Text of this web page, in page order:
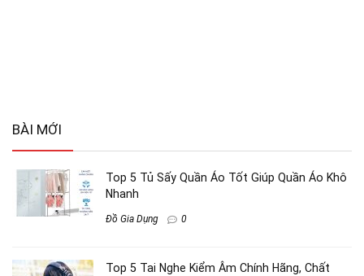
BÀI MỚI
Top 5 Tủ Sấy Quần Áo Tốt Giúp Quần Áo Khô
Nhanh
Đồ Gia Dụng 0
Top 5 Tai Nghe Kiểm Âm Chính Hãng, Chất